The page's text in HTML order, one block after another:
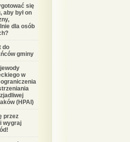
się
aby był on
dla osób
do
gminy
w
(HPAI)
przez
wygraj